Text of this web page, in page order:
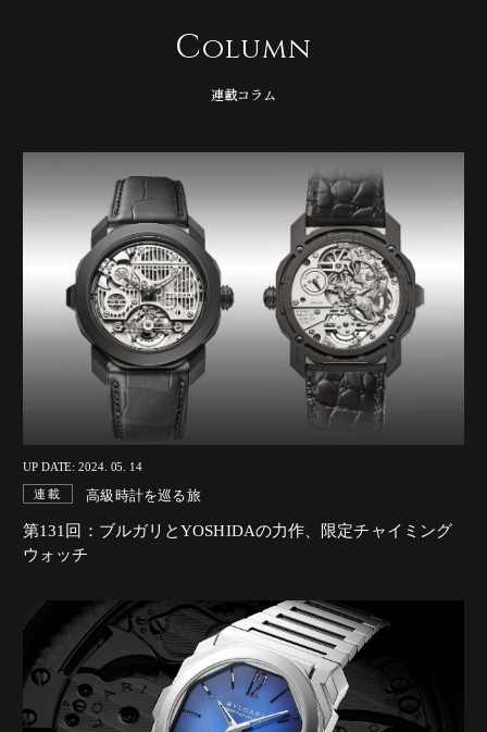
Column
連載コラム
UP DATE: 2024. 05. 14
連載 高級時計を巡る旅
第131回：ブルガリとYOSHIDAの力作、限定チャイミング
ウォッチ